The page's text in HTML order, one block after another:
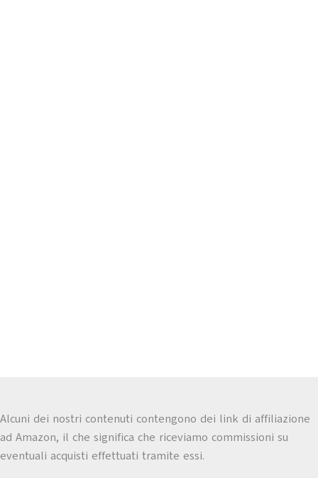
Alcuni dei nostri contenuti contengono dei link di affiliazione
ad Amazon, il che significa che riceviamo commissioni su
eventuali acquisti effettuati tramite essi.